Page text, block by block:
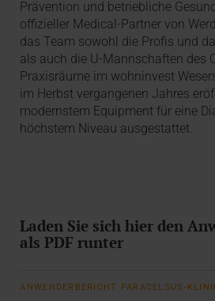
Prävention und betriebliche
offizieller Medical-Partner von
das Team sowohl die Profis und
als auch die U-Mannschaften des
Praxisräume im wohninvest
im Herbst vergangenen Jahres
modernstem Equipment für eine
höchstem Niveau ausgestattet.
Laden Sie sich hier den
als PDF runter
ANWENDERBERICHT PARACELSUS-